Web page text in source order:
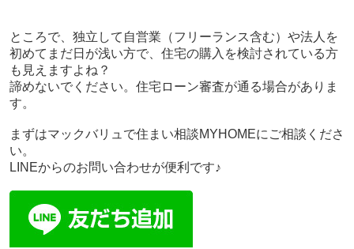
ところで、独立して自営業（フリーランス含む）や法人を
初めてまだ日が浅い方で、住宅の購入を検討されている方
も見えますよね？
諦めないでください。住宅ローン審査が通る場合がありま
す。
まずはマックバリュで住まい相談MYHOMEにご相談くださ
い。
LINEからのお問い合わせが便利です♪